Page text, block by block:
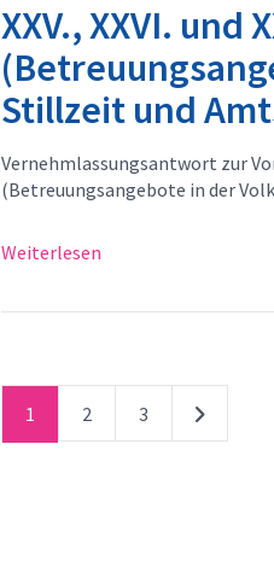
XXV., XXVI. und
Stillzeit und
Vernehmlassungsantwort zur
(Betreuungsangebote in der
Weiterlesen
1 2 3